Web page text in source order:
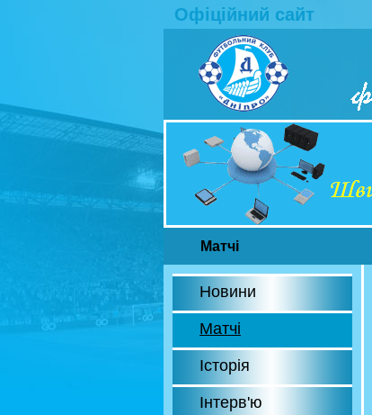
Офіційний сайт
Матчі
Новини
Матчі
Історія
Інтерв'ю